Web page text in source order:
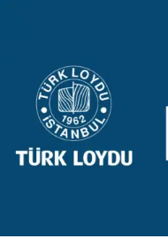
binamız önünde iki
tasarım direkler,
konsol ile birlikte
donatıldı.
gibi ekipmanlarla da